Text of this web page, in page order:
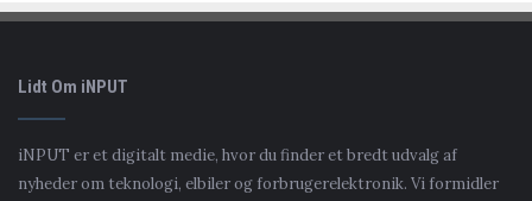
Lidt Om iNPUT
iNPUT er et digitalt medie, hvor du finder et bredt udvalg af
nyheder om teknologi, elbiler og forbrugerelektronik. Vi formidler